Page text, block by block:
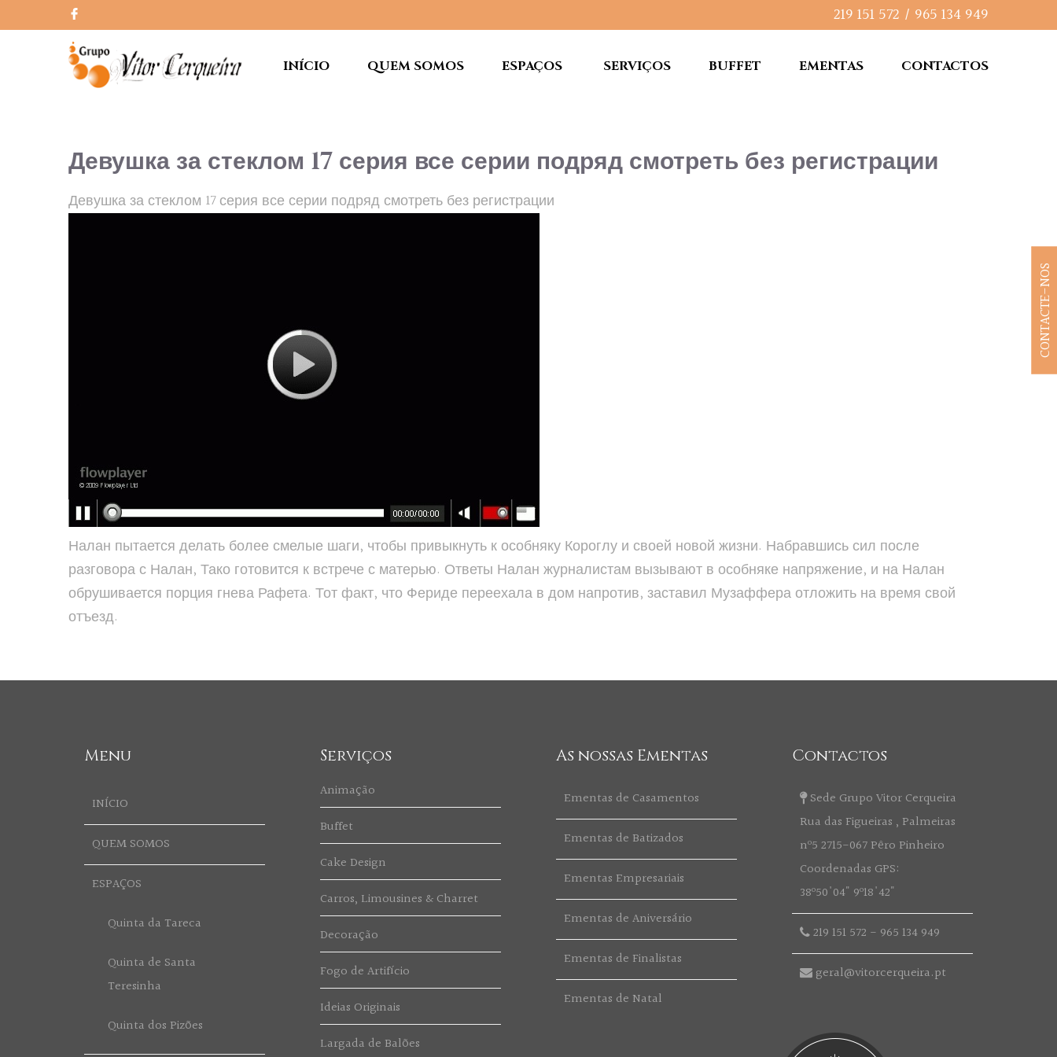
219 151 572 / 965 134 949
INÍCIO QUEM SOMOS ESPAÇOS SERVIÇOS BUFFET EMENTAS CONTACTOS
Девушка за стеклом 17 серия все серии подряд смотреть без регистрации
Девушка за стеклом 17 серия все серии подряд смотреть без регистрации
Налан пытается делать более смелые шаги, чтобы привыкнуть к особняку Короглу и своей новой жизни. Набравшись сил после
разговора с Налан, Тако готовится к встрече с матерью. Ответы Налан журналистам вызывают в особняке напряжение, и на Налан
обрушивается порция гнева Рафета. Тот факт, что Фериде переехала в дом напротив, заставил Музаффера отложить на время свой
отъезд.
Menu
INÍCIO
QUEM SOMOS
ESPAÇOS
Quinta da Tareca
Quinta de Santa
Teresinha
Quinta dos Pizões
Serviços
Animação
Buffet
Cake Design
Carros, Limousines & Charret
Decoração
Fogo de Artifício
Ideias Originais
Largada de Balões
As nossas Ementas
Ementas de Casamentos
Ementas de Batizados
Ementas Empresariais
Ementas de Aniversário
Ementas de Finalistas
Ementas de Natal
Contactos
Sede Grupo Vitor Cerqueira
Rua das Figueiras , Palmeiras
nº5 2715-067 Pêro Pinheiro
Coordenadas GPS:
38º50'04" 9º18'42"
219 151 572 - 965 134 949
geral@vitorcerqueira.pt
CONTACTE-NOS